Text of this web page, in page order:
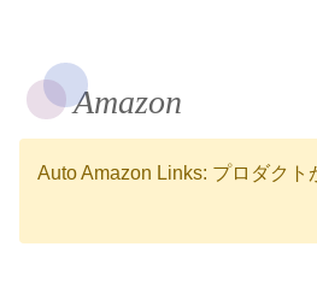
Amazon
Auto Amazon Links: プロダクト